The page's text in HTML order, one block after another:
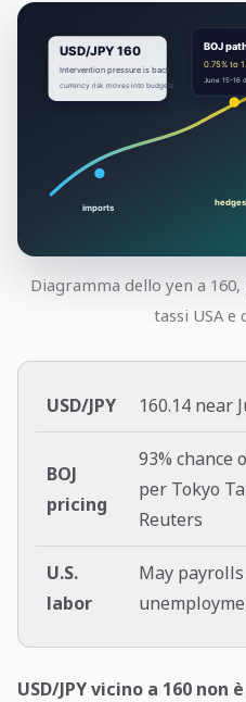
Diagramma dello yen a
tassi USA e
USD/JPY 160.14 near
BOJ
pricing
93% chance
per Tokyo
Reuters
U.S.
labor
May payrolls
USD/JPY vicino a 160 non